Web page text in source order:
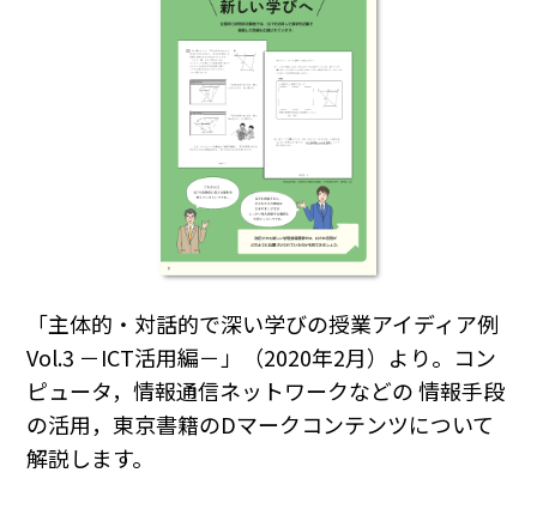
「主体的・対話的で深い学びの授業アイディア例
Vol.3 －ICT活用編－」（2020年2月）より。コン
ピュータ，情報通信ネットワークなどの 情報手段
の活用，東京書籍のDマークコンテンツについて
解説します。